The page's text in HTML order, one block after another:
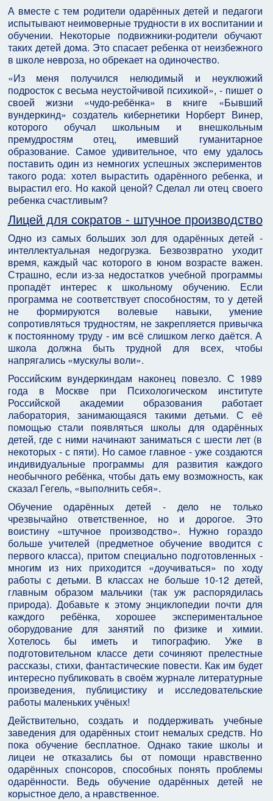
А вместе с тем родители одарённых детей и педагоги
испытывают неимоверные трудности в их воспитании и
обучении. Некоторые подвижники-родители обучают
таких детей дома. Это спасает ребенка от неизбежного
в школе невроза, но обрекает на одиночество.
«Из меня получился нелюдимый и неуклюжий
подросток с весьма неустойчивой психикой», - пишет о
своей жизни «чудо-ребёнка» в книге «Бывший
вундеркинд» создатель кибернетики Норберт Винер,
которого обучал школьным и внешкольным
премудростям отец, имевший гуманитарное
образование. Самое удивительное, что ему удалось
поставить один из немногих успешных экспериментов
такого рода: хотел вырастить одарённого ребенка, и
вырастил его. Но какой ценой? Сделал ли отец своего
ребенка счастливым?
Лицей для сократов - штучное производство
Одно из самых больших зол для одарённых детей -
интеллектуальная недогрузка. Безвозвратно уходит
время, каждый час которого в юном возрасте важен.
Страшно, если из-за недостатков учебной программы
пропадёт интерес к школьному обучению. Если
программа не соответствует способностям, то у детей
не формируются волевые навыки, умение
сопротивляться трудностям, не закрепляется привычка
к постоянному труду - им всё слишком легко даётся. А
школа должна быть трудной для всех, чтобы
напрягались «мускулы воли».
Российским вундеркиндам наконец повезло. С 1989
года в Москве при Психологическом институте
Российской академии образования работает
лаборатория, занимающаяся такими детьми. С её
помощью стали появляться школы для одарённых
детей, где с ними начинают заниматься с шести лет (в
некоторых - с пяти). Но самое главное - уже создаются
индивидуальные программы для развития каждого
необычного ребёнка, чтобы дать ему возможность, как
сказал Гегель, «выполнить себя».
Обучение одарённых детей - дело не только
чрезвычайно ответственное, но и дорогое. Это
воистину «штучное производство». Нужно гораздо
больше учителей (предметное обучение вводится с
первого класса), притом специально подготовленных -
многим из них приходится «доучиваться» по ходу
работы с детьми. В классах не больше 10-12 детей,
главным образом мальчики (так уж распорядилась
природа). Добавьте к этому энциклопедии почти для
каждого ребёнка, хорошее экспериментальное
оборудование для занятий по физике и химии.
Хотелось бы иметь и типографию. Уже в
подготовительном классе дети сочиняют прелестные
рассказы, стихи, фантастические повести. Как им будет
интересно публиковать в своём журнале литературные
произведения, публицистику и исследовательские
работы маленьких учёных!
Действительно, создать и поддерживать учебные
заведения для одарённых стоит немалых средств. Но
пока обучение бесплатное. Однако такие школы и
лицеи не отказались бы от помощи нравственно
одарённых спонсоров, способных понять проблемы
одарённости. Ведь обучение одарённых детей не
корыстное дело, а нравственное.